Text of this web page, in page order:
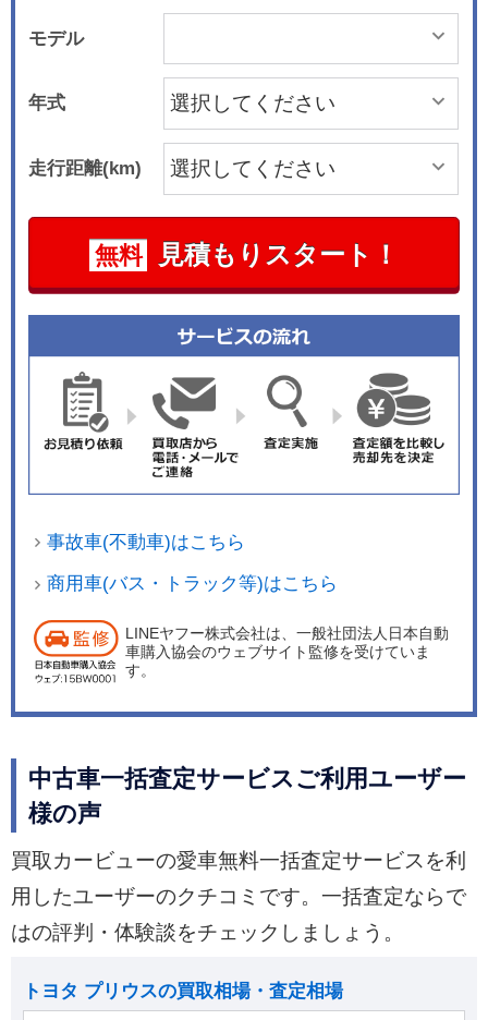
モデル
年式
走行距離(km)
無料 見積もりスタート！
事故車(不動車)はこちら
商用車(バス・トラック等)はこちら
LINEヤフー株式会社は、一般社団法人日本自動
車購入協会のウェブサイト監修を受けていま
す。
中古車一括査定サービスご利用ユーザー
様の声
買取カービューの愛車無料一括査定サービスを利
用したユーザーのクチコミです。一括査定ならで
はの評判・体験談をチェックしましょう。
トヨタ プリウスの買取相場・査定相場